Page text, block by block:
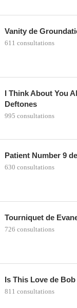
Vanity de
611 consultations
I Think About You
Deftones
995 consultations
Patient Number 9
630 consultations
Tourniquet de
726 consultations
Is This Love de
811 consultations